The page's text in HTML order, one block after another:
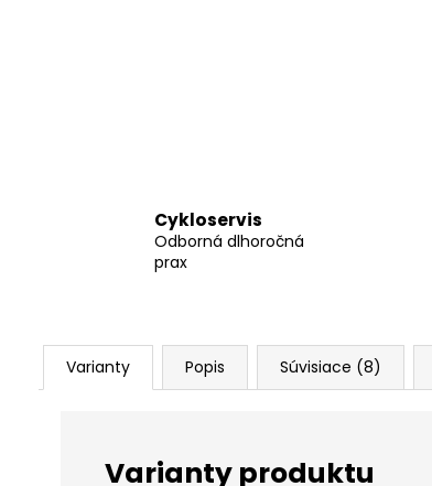
Cykloservis
Odborná dlhoročná
prax
Varianty Popis Súvisiace (8)